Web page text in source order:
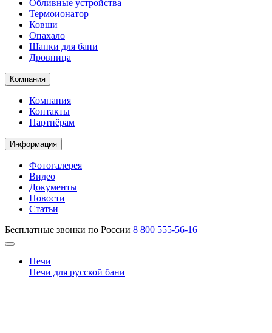
Обливные устройства
Термоионатор
Ковши
Опахало
Шапки для бани
Дровница
Компания
Компания
Контакты
Партнёрам
Информация
Фотогалерея
Видео
Документы
Новости
Статьи
Бесплатные звонки по России 8 800 555-56-16
Печи
Печи для русской бани